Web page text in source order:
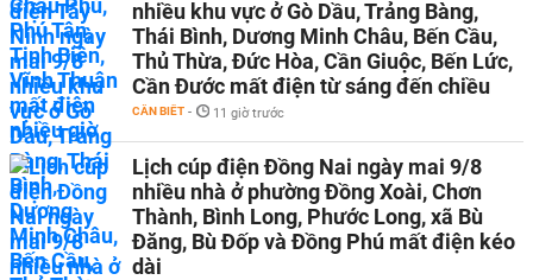
nhiều khu vực ở Gò Dầu, Trảng Bàng,
Thái Bình, Dương Minh Châu, Bến Cầu,
Thủ Thừa, Đức Hòa, Cần Giuộc, Bến Lức,
Cần Đước mất điện từ sáng đến chiều
CẦN BIẾT - 11 giờ trước
Lịch cúp điện Đồng Nai ngày mai 9/8
nhiều nhà ở phường Đồng Xoài, Chơn
Thành, Bình Long, Phước Long, xã Bù
Đăng, Bù Đốp và Đồng Phú mất điện kéo
dài